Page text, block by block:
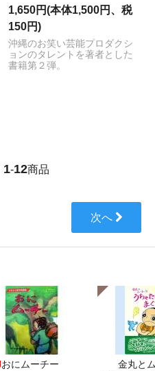
1,650円(本体1,500円、税
150円)
沖縄のお笑い芸能プロダクシ
ョンのタレントを著者とした
書籍第２弾。
1-12商品
次へ
おにムーチー
金丸と